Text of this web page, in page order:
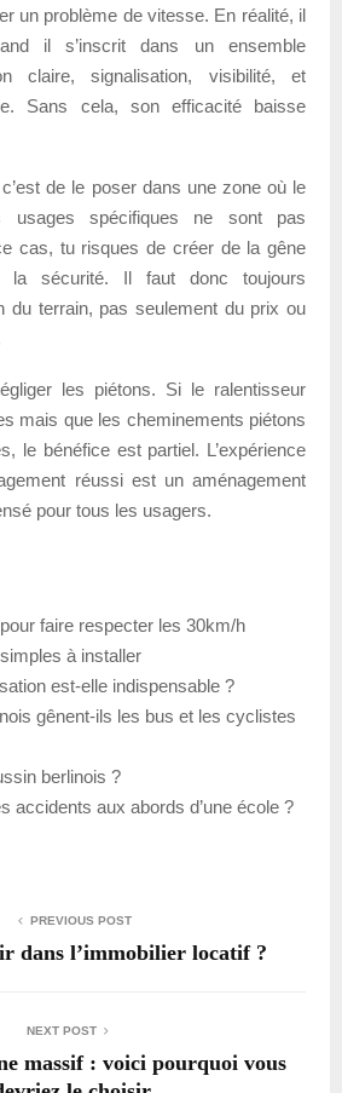
un problème de vitesse. En réalité, il
il s’inscrit dans un ensemble
claire, signalisation, visibilité, et
Sans cela, son efficacité baisse
de le poser dans une zone où le
spécifiques ne sont pas
cas, tu risques de créer de la gêne
la sécurité. Il faut donc toujours
du terrain, pas seulement du prix ou
les piétons. Si le ralentisseur
mais que les cheminements piétons
le bénéfice est partiel. L’expérience
réussi est un aménagement
pour tous les usagers.
faire respecter les 30km/h
à installer
est-elle indispensable ?
gênent-ils les bus et les cyclistes
berlinois ?
accidents aux abords d’une école ?
PREVIOUS POST
dans l’immobilier locatif ?
NEXT POST
massif : voici pourquoi vous